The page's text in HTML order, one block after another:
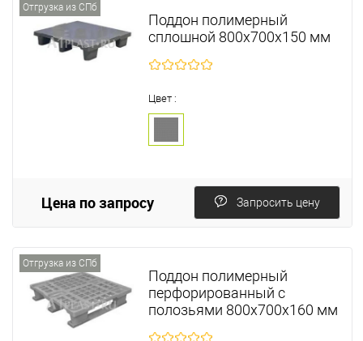
Отгрузка из СПб
Поддон полимерный
сплошной 800х700х150 мм
Цвет :
Цена по запросу Запросить цену
Отгрузка из СПб
Поддон полимерный
перфорированный с
полозьями 800х700х160 мм